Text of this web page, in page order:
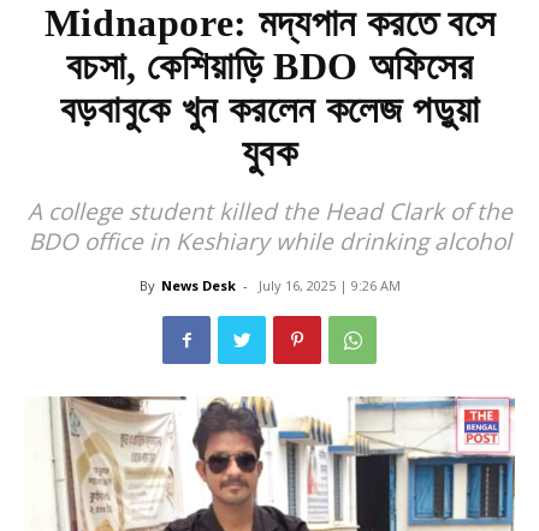
Midnapore: মদ্যপান করতে বসে
বচসা, কেশিয়াড়ি BDO অফিসের
বড়বাবুকে খুন করলেন কলেজ পড়ুয়া
যুবক
A college student killed the Head Clark of the
BDO office in Keshiary while drinking alcohol
By News Desk - July 16, 2025 | 9:26 AM